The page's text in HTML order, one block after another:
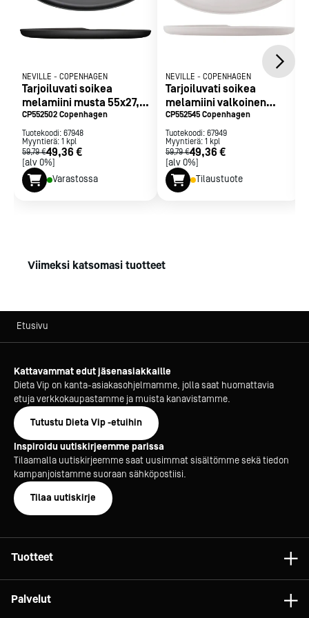
NEVILLE - COPENHAGEN
Tarjoiluvati soikea
melamiini musta 55x27,5
cm
CP552502 Copenhagen
Tuotekoodi: 67948
Myyntierä: 1 kpl
59,79 €49,36 €
[alv 0%]
Varastossa
NEVILLE - COPENHAGEN
Tarjoiluvati soikea
melamiini valkoinen
55x27,5 cm
CP552545 Copenhagen
Tuotekoodi: 67949
Myyntierä: 1 kpl
59,79 €49,36 €
[alv 0%]
Tilaustuote
Viimeksi katsomasi tuotteet
Etusivu
Kattavammat edut jäsenasiakkaille
Dieta Vip on kanta-asiakasohjelmamme, jolla saat huomattavia
etuja verkkokaupastamme ja muista kanavistamme.
Tutustu Dieta Vip -etuihin
Inspiroidu uutiskirjeemme parissa
Tilaamalla uutiskirjeemme saat uusimmat sisältömme sekä tiedon
kampanjoistamme suoraan sähköpostiisi.
Tilaa uutiskirje
Tuotteet
Palvelut